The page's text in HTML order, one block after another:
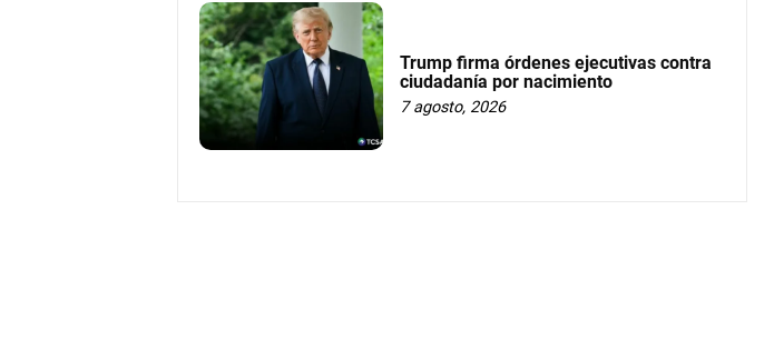
Trump firma órdenes ejecutivas contra
ciudadanía por nacimiento
7 agosto, 2026